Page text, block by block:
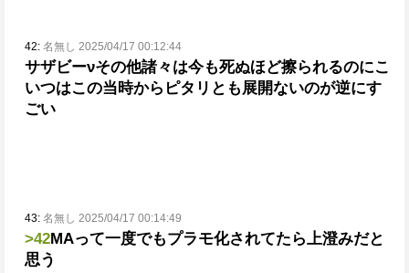
42: 名無し 2025/04/17 00:12:44
サザビーνその他諸々は今も死ぬほど擦られるのにこ
いつはこの当時からピタリとも展開ないのが逆にす
ごい
43: 名無し 2025/04/17 00:14:49
>42MAって一度でもプラモ化されてたら上澄みだと
思う